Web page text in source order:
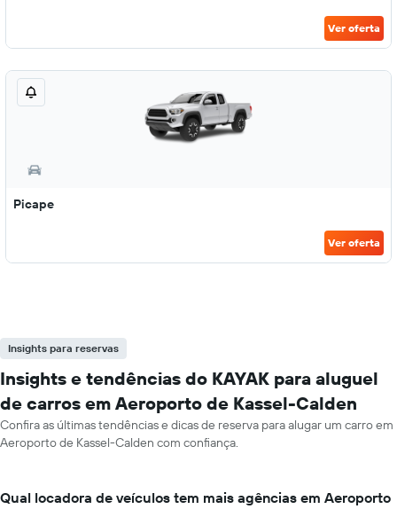
Ver oferta
Picape
Ver oferta
Insights para reservas
Insights e tendências do KAYAK para aluguel
de carros em Aeroporto de Kassel-Calden
Confira as últimas tendências e dicas de reserva para alugar um carro em
Aeroporto de Kassel-Calden com confiança.
Qual locadora de veículos tem mais agências em Aeroporto